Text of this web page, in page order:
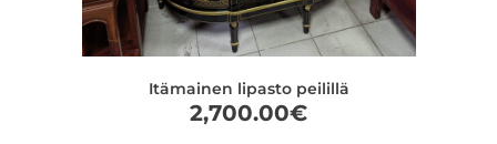
Itämainen lipasto peilillä
2,700.00€